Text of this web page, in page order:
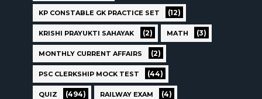
KP CONSTABLE GK PRACTICE SET (12)
KRISHI PRAYUKTI SAHAYAK (2) MATH (3)
MONTHLY CURRENT AFFAIRS (2)
PSC CLERKSHIP MOCK TEST (44)
QUIZ (494) RAILWAY EXAM (4)